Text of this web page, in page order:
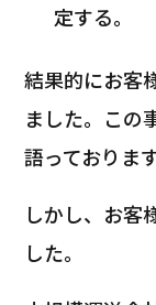
定する。
結果的にお客
ました。この
語っております
しかし、お客
した。